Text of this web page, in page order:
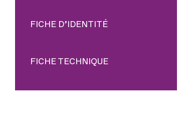
FICHE D’IDENTITÉ
FICHE TECHNIQUE